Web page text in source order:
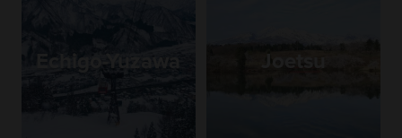
Echigo-Yuzawa